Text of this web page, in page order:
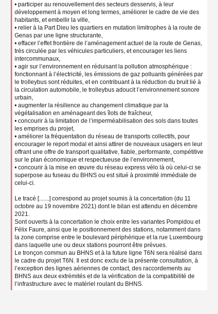
• participer au renouvellement des secteurs desservis, à leur
développement à moyen et long termes, améliorer le cadre de vie des
habitants, et embellir la ville,
• relier à la Part Dieu les quartiers en mutation limitrophes à la route de
Genas par une ligne structurante,
• effacer l’effet frontière de l’aménagement actuel de la route de Genas,
très circulée par les véhicules particuliers, et encourager les liens
intercommunaux,
• agir sur l’environnement en réduisant la pollution atmosphérique :
fonctionnant à l’électricité, les émissions de gaz polluants générées par
le trolleybus sont réduites, et en contribuant à la réduction du bruit lié à
la circulation automobile, le trolleybus adoucit l’environnement sonore
urbain,
• augmenter la résilience au changement climatique par la
végétalisation en aménageant des îlots de fraîcheur,
• concourir à la limitation de l’imperméabilisation des sols dans toutes
les emprises du projet,
• améliorer la fréquentation du réseau de transports collectifs, pour
encourager le report modal et ainsi attirer de nouveaux usagers en leur
offrant une offre de transport qualitative, fiable, performante, compétitive
sur le plan économique et respectueuse de l’environnement,
• concourir à la mise en œuvre du réseau express vélo là où celui-ci se
superpose au fuseau du BHNS ou est situé à proximité immédiate de
celui-ci.
Le tracé [.......] correspond au projet soumis à la concertation (du 11
octobre au 19 novembre 2021) dont le bilan est attendu en décembre
2021.
Sont ouverts à la concertation le choix entre les variantes Pompidou et
Félix Faure, ainsi que le positionnement des stations, notamment dans
la zone comprise entre le boulevard périphérique et la rue Luxembourg
dans laquelle une ou deux stations pourront être prévues.
Le tronçon commun au BHNS et à la future ligne T6N sera réalisé dans
le cadre du projet T6N. Il est donc exclu de la présente consultation, à
l’exception des lignes aériennes de contact, des raccordements au
BHNS aux deux extrémités et de la vérification de la compatibilité de
l’infrastructure avec le matériel roulant du BHNS.